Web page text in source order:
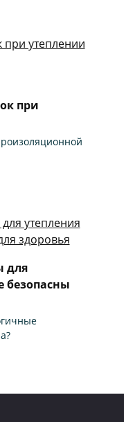
при
для
безопасны